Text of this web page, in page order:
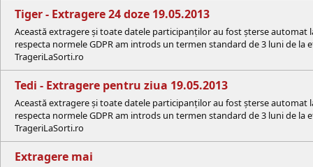
Tiger - Extragere 24 doze 19.05.2013
Această extragere și toate datele participanților au fost șterse
respecta normele GDPR am introds un termen standard de 3 luni de
TrageriLaSorti.ro
Tedi - Extragere pentru ziua 19.05.2013
Această extragere și toate datele participanților au fost șterse
respecta normele GDPR am introds un termen standard de 3 luni de
TrageriLaSorti.ro
Extragere mai